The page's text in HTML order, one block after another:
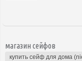
магазин сейфов
купить сейф для дома